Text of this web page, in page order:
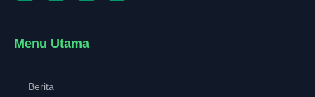
Menu Utama
Berita